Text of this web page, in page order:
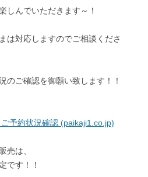
しんでいただきます～！
は対応しますのでご相談くださ
のご確認を御願い致します！！
予約状況確認 (paikaji1.co.jp)
売は、
です！！